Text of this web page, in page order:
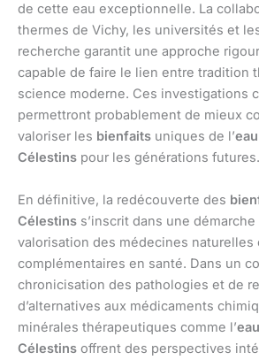
de cette eau exceptionnelle. La
thermes de Vichy, les universités et
recherche garantit une approche
capable de faire le lien entre tradition
science moderne. Ces investigations
permettront probablement de mieux
valoriser les bienfaits uniques de l’
Célestins pour les générations futures.
En définitive, la redécouverte des
Célestins s’inscrit dans une
valorisation des médecines naturelles
complémentaires en santé. Dans un
chronicisation des pathologies et de
d’alternatives aux médicaments
minérales thérapeutiques comme l’
Célestins offrent des perspectives